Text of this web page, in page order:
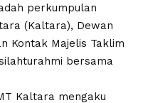
perkumpulan
(Kaltara), Dewan
Kontak Majelis Taklim
bersama
Kaltara mengaku